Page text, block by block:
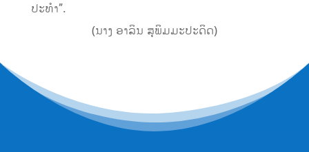
ປະທຳ”.
(ນາງ ອາລິນ ສຸພິມມະປະດິດ)